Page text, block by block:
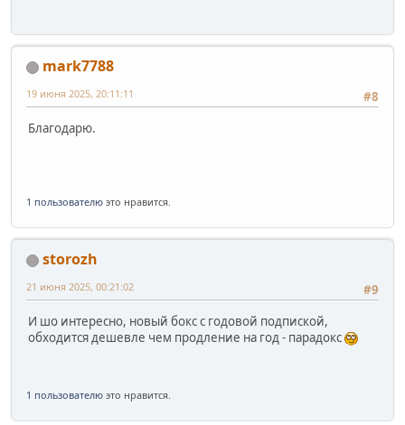
mark7788
#8
19 июня 2025, 20:11:11
Благодарю.
1 пользователю это нравится.
storozh
#9
21 июня 2025, 00:21:02
И шо интересно, новый бокс с годовой подпиской,
обходится дешевле чем продление на год - парадокс
1 пользователю это нравится.